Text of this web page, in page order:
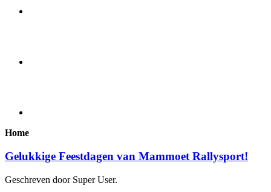
Home
Gelukkige Feestdagen van Mammoet Rallysport!
Geschreven door Super User.